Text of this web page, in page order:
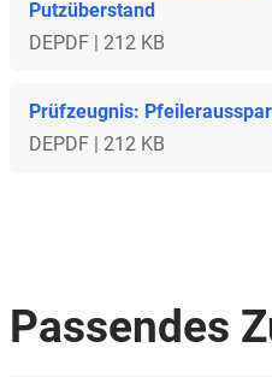
Putzüberstand
DEPDF | 212 KB
Prüfzeugnis:
DEPDF | 212 KB
Passendes